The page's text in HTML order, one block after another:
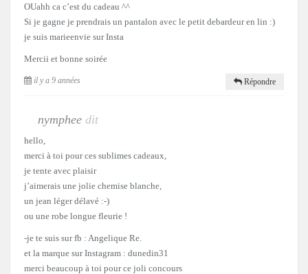
OUahh ca c’est du cadeau ^^
Si je gagne je prendrais un pantalon avec le petit debardeur en lin :)
je suis marieenvie sur Insta
Mercii et bonne soirée
il y a 9 années Répondre
nymphee dit
hello,
merci à toi pour ces sublimes cadeaux,
je tente avec plaisir
j’aimerais une jolie chemise blanche,
un jean léger délavé :-)
ou une robe longue fleurie !
-je te suis sur fb : Angelique Re.
et la marque sur Instagram : dunedin31
merci beaucoup à toi pour ce joli concours